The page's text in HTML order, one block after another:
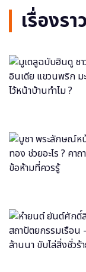
เรื่องร